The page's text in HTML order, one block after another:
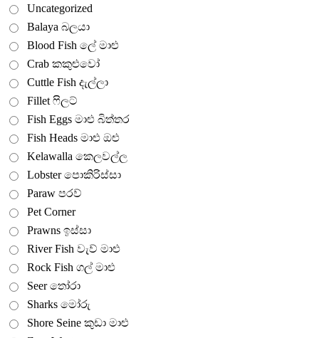
Uncategorized
Balaya බලයා
Blood Fish ලේ මාළු
Crab කකුළුවෝ
Cuttle Fish දැල්ලා
Fillet ෆිලට්
Fish Eggs මාළු බිත්තර
Fish Heads මාළු ඔළු
Kelawalla කෙලවල්ල
Lobster පොකිරිස්සා
Paraw පරව්
Pet Corner
Prawns ඉස්සා
River Fish වැව් මාළු
Rock Fish ගල් මාළු
Seer තෝරා
Sharks මෝරු
Shore Seine කුඩා මාළු